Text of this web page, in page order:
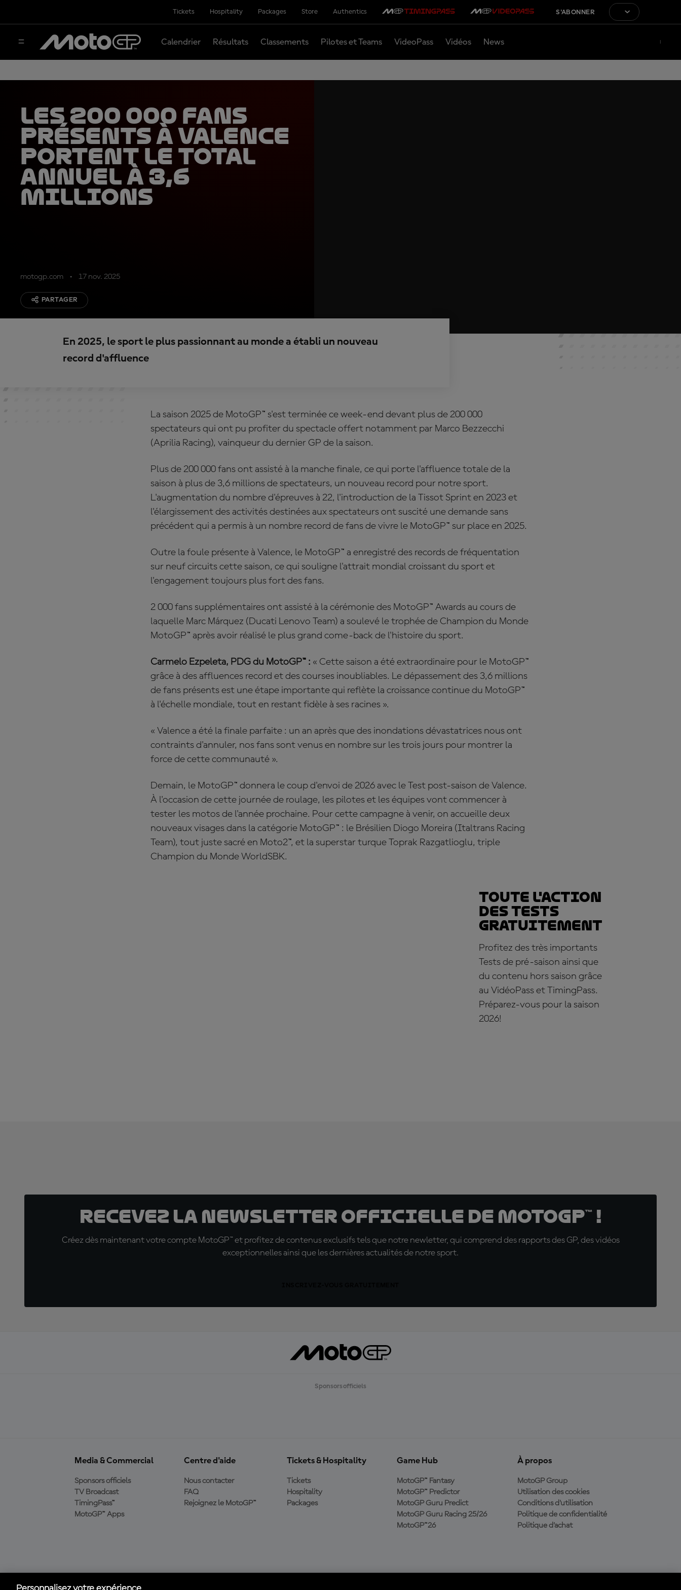
Tickets Hospitality Packages Store Authentics S'ABONNER
Calendrier Résultats Classements Pilotes et Teams VideoPass Vidéos News
Les 200 000 fans
présents à Valence
portent le total
annuel à 3,6
millions
motogp.com 17 nov. 2025
PARTAGER
En 2025, le sport le plus passionnant au monde a établi un nouveau
record d'affluence
La saison 2025 de MotoGP™ s'est terminée ce week-end devant plus de 200 000
spectateurs qui ont pu profiter du spectacle offert notamment par Marco Bezzecchi
(Aprilia Racing), vainqueur du dernier GP de la saison.
Plus de 200 000 fans ont assisté à la manche finale, ce qui porte l'affluence totale de la
saison à plus de 3,6 millions de spectateurs, un nouveau record pour notre sport.
L'augmentation du nombre d'épreuves à 22, l'introduction de la Tissot Sprint en 2023 et
l'élargissement des activités destinées aux spectateurs ont suscité une demande sans
précédent qui a permis à un nombre record de fans de vivre le MotoGP™ sur place en 2025.
Outre la foule présente à Valence, le MotoGP™ a enregistré des records de fréquentation
sur neuf circuits cette saison, ce qui souligne l'attrait mondial croissant du sport et
l'engagement toujours plus fort des fans.
2 000 fans supplémentaires ont assisté à la cérémonie des MotoGP™ Awards au cours de
laquelle Marc Márquez (Ducati Lenovo Team) a soulevé le trophée de Champion du Monde
MotoGP™ après avoir réalisé le plus grand come-back de l'histoire du sport.
Carmelo Ezpeleta, PDG du MotoGP™ : « Cette saison a été extraordinaire pour le MotoGP™
grâce à des affluences record et des courses inoubliables. Le dépassement des 3,6 millions
de fans présents est une étape importante qui reflète la croissance continue du MotoGP™
à l'échelle mondiale, tout en restant fidèle à ses racines ».
« Valence a été la finale parfaite : un an après que des inondations dévastatrices nous ont
contraints d'annuler, nos fans sont venus en nombre sur les trois jours pour montrer la
force de cette communauté ».
Demain, le MotoGP™ donnera le coup d'envoi de 2026 avec le Test post-saison de Valence.
À l'occasion de cette journée de roulage, les pilotes et les équipes vont commencer à
tester les motos de l'année prochaine. Pour cette campagne à venir, on accueille deux
nouveaux visages dans la catégorie MotoGP™ : le Brésilien Diogo Moreira (Italtrans Racing
Team), tout juste sacré en Moto2™, et la superstar turque Toprak Razgatlioglu, triple
Champion du Monde WorldSBK.
Toute l'action
des Tests
gratuitement
Profitez des très importants
Tests de pré-saison ainsi que
du contenu hors saison grâce
au VidéoPass et TimingPass.
Préparez-vous pour la saison
2026!
Recevez la Newsletter officielle de MotoGP™ !
Créez dès maintenant votre compte MotoGP™ et profitez de contenus exclusifs tels que notre newletter, qui comprend des rapports des GP, des vidéos
exceptionnelles ainsi que les dernières actualités de notre sport.
Sponsors officiels
Media & Commercial
Sponsors officiels
TV Broadcast
TimingPass™
MotoGP™ Apps
Centre d'aide
Nous contacter
FAQ
Rejoignez le MotoGP™
Tickets & Hospitality
Tickets
Hospitality
Packages
Game Hub
MotoGP™ Fantasy
MotoGP™ Predictor
MotoGP Guru Predict
MotoGP Guru Racing 25/26
MotoGP™26
À propos
MotoGP Group
Utilisation des cookies
Conditions d'utilisation
Politique de confidentialité
Politique d’achat
officielle du MotoGP™